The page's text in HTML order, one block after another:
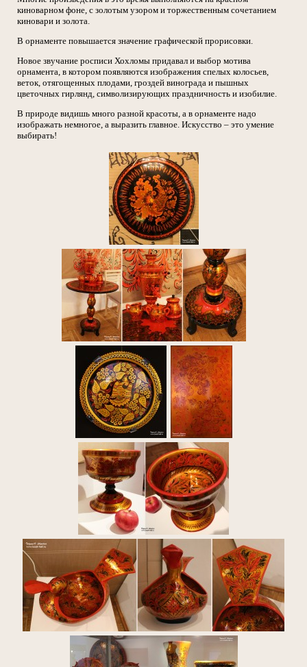
киноварном фоне, с золотым узором и торжественным сочетанием
киновари и золота.
В орнаменте повышается значение графической прорисовки.
Новое звучание росписи Хохломы придавал и выбор мотива
орнамента, в котором появляются изображения спелых колосьев,
веток, отягощенных плодами, гроздей винограда и пышных
цветочных гирлянд, символизирующих праздничность и изобилие.
В природе видишь много разной красоты, а в орнаменте надо
изображать немногое, а выразить главное. Искусство – это умение
выбирать!